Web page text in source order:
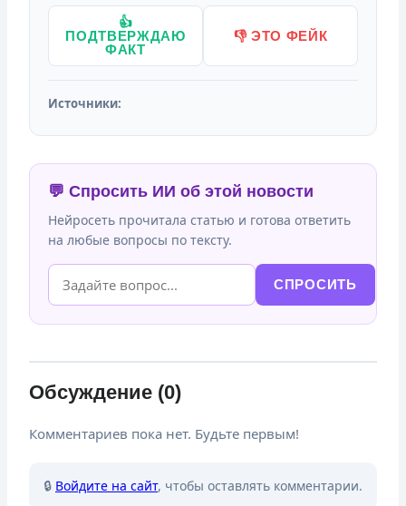
👍
ПОДТВЕРЖДАЮ
ФАКТ
👎 ЭТО ФЕЙК
Источники:
💬 Спросить ИИ об этой новости
Нейросеть прочитала статью и готова ответить
на любые вопросы по тексту.
СПРОСИТЬ
Обсуждение (0)
Комментариев пока нет. Будьте первым!
🔒 Войдите на сайт, чтобы оставлять комментарии.